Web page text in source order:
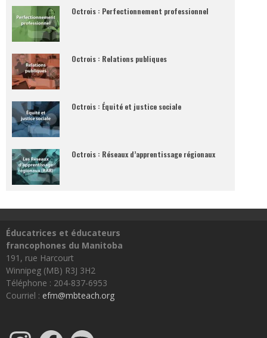
Octrois : Perfectionnement professionnel
Octrois : Relations publiques
Octrois : Équité et justice sociale
Octrois : Réseaux d’apprentissage régionaux
Éducatrices et éducateurs
francophones du Manitoba
191, rue Harcourt
Winnipeg (MB) R3J 3H2
Téléphone : 204-837-6953
Courriel : efm@mbteach.org
InstagramFacebookSpotify